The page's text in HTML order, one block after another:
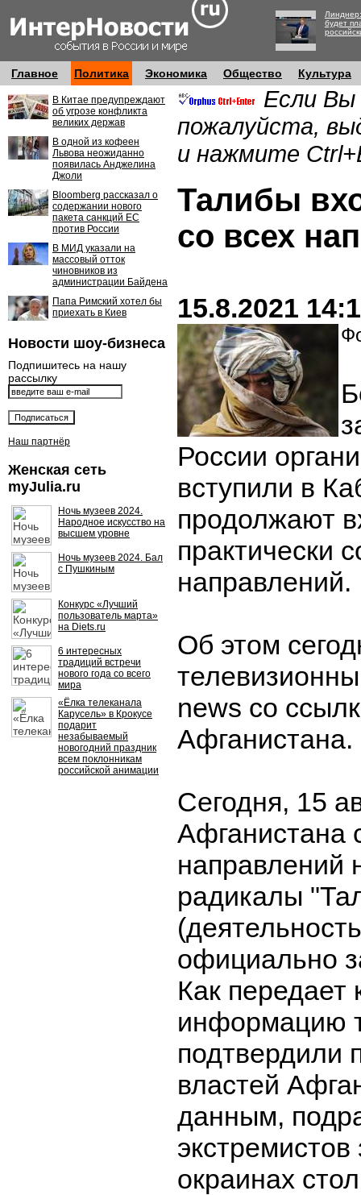
будет
Главное Политика Экономика Общество Культура
В Китае предупреждают
об угрозе конфликта
великих держав
В одной из кофеен
Львова неожиданно
появилась Анджелина
Джоли
Bloomberg рассказал о
содержании нового
пакета санкций ЕС
против России
В МИД указали на
массовый отток
чиновников из
администрации Байдена
Папа Римский хотел бы
приехать в Киев
Новости шоу-бизнеса
Подпишитесь на нашу
рассылку
Наш партнёр
Женская сеть
myJulia.ru
Ночь музеев 2024.
Народное искусство на
высшем уровне
Ночь музеев 2024. Бал
с Пушкиным
Конкурс «Лучший
пользователь марта»
на Diets.ru
6 интересных
традиций встречи
нового года со всего
мира
«Ёлка телеканала
Карусель» в Крокусе
подарит
незабываемый
новогодний праздник
всем поклонникам
российской анимации
Если Вы
пожалуйста,
и нажмите
Талибы
со всех
15.8.2021
России
вступили в
продолжают
практически
направлений.
Об этом
news со
Афганистана.
Сегодня, 15
Афганистана
направлений
радикалы
официально
Как передает
информацию
подтвердили
властей
данным,
окраинах